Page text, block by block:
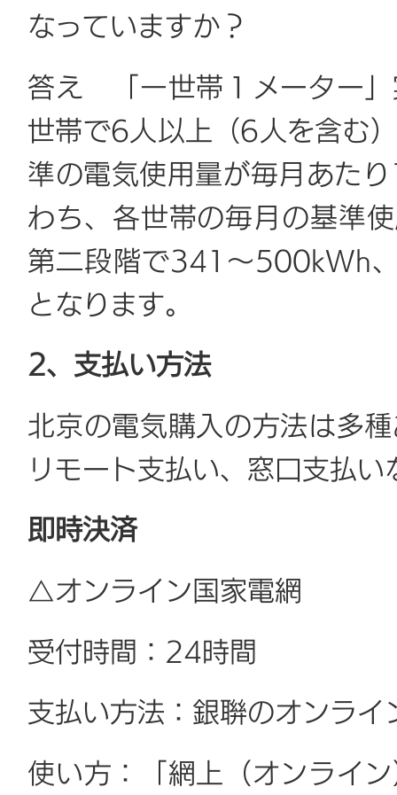
なっていますか？
答え 「一世帯１メーター」
世帯で6人以上（6人を含む
準の電気使用量が毎月あた
わち、各世帯の毎月の基準
第二段階で341～500kWh
となります。
2、支払い方法
北京の電気購入の方法は多
リモート支払い、窓口支払
即時決済
△オンライン国家電網
受付時間：24時間
支払い方法：銀聨のオンライ
使い方：「網上（オンライ